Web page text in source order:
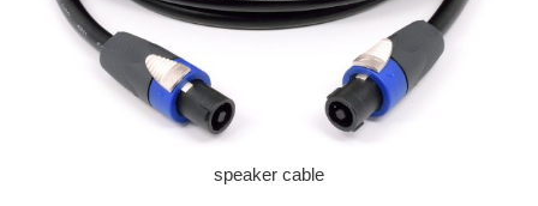
speaker cable